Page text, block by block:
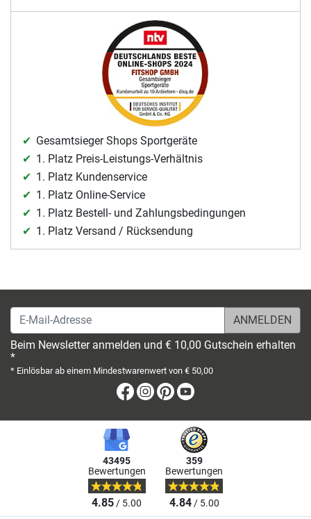
Gesamtsieger Shops Sportgeräte
1. Platz Preis-Leistungs-Verhältnis
1. Platz Kundenservice
1. Platz Online-Service
1. Platz Bestell- und Zahlungsbedingungen
1. Platz Versand / Rücksendung
E-Mail-Adresse
Beim Newsletter anmelden und € 10,00 Gutschein erhalten
*
* Einlösbar ab einem Mindestwarenwert von € 50,00
Facebook
Instagram
Pinterest
43495
Bewertungen
4.85/ 5.00
359
Bewertungen
4.84/ 5.00